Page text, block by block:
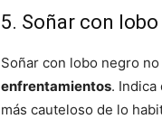
5. Soñar con
Soñar con lobo negro
enfrentamientos.
más cauteloso de lo